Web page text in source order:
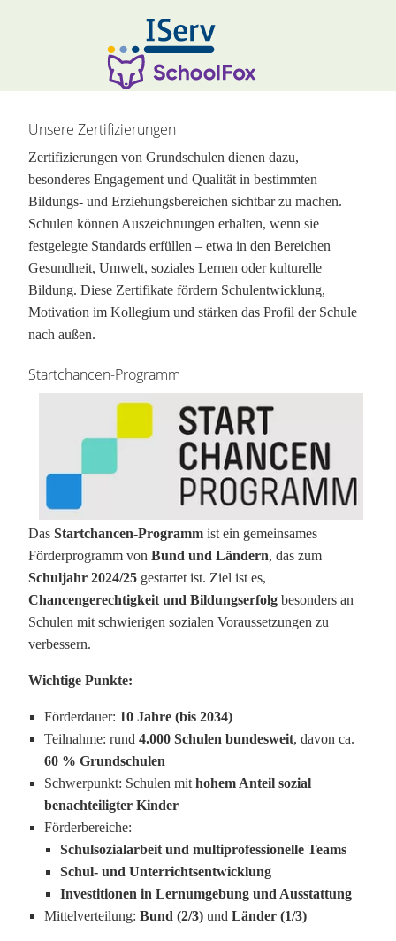
zur Randspalte springen
Unsere Zertifizierungen
Zertifizierungen von Grundschulen dienen dazu,
besonderes Engagement und Qualität in bestimmten
Bildungs- und Erziehungsbereichen sichtbar zu machen.
Schulen können Auszeichnungen erhalten, wenn sie
festgelegte Standards erfüllen – etwa in den Bereichen
Gesundheit, Umwelt, soziales Lernen oder kulturelle
Bildung. Diese Zertifikate fördern Schulentwicklung,
Motivation im Kollegium und stärken das Profil der Schule
nach außen.
Startchancen-Programm
Das Startchancen-Programm ist ein gemeinsames
Förderprogramm von Bund und Ländern, das zum
Schuljahr 2024/25 gestartet ist. Ziel ist es,
Chancengerechtigkeit und Bildungserfolg besonders an
Schulen mit schwierigen sozialen Voraussetzungen zu
verbessern.
Wichtige Punkte:
Förderdauer: 10 Jahre (bis 2034)
Teilnahme: rund 4.000 Schulen bundesweit, davon ca.
60 % Grundschulen
Schwerpunkt: Schulen mit hohem Anteil sozial
benachteiligter Kinder
Förderbereiche:
Schulsozialarbeit und multiprofessionelle Teams
Schul- und Unterrichtsentwicklung
Investitionen in Lernumgebung und Ausstattung
Mittelverteilung: Bund (2/3) und Länder (1/3)